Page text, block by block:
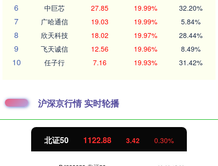
6 中巨芯 27.85 19.99% 32.20%
7 广哈通信 19.03 19.99% 5.84%
8 欣天科技 18.02 19.97% 28.44%
9 飞天诚信 12.56 19.96% 8.49%
10 任子行 7.16 19.93% 31.42%
沪深京行情 实时轮播
北证50 1122.88 3.42 0.30%